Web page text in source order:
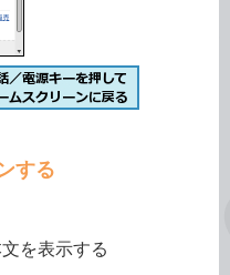
する
を表示する